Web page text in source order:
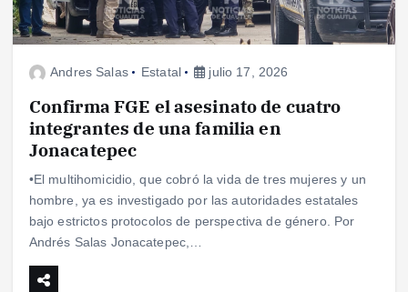
Andres Salas Estatal julio 17, 2026
Confirma FGE el asesinato de cuatro
integrantes de una familia en
Jonacatepec
•El multihomicidio, que cobró la vida de tres mujeres y un
hombre, ya es investigado por las autoridades estatales
bajo estrictos protocolos de perspectiva de género. Por
Andrés Salas Jonacatepec,…